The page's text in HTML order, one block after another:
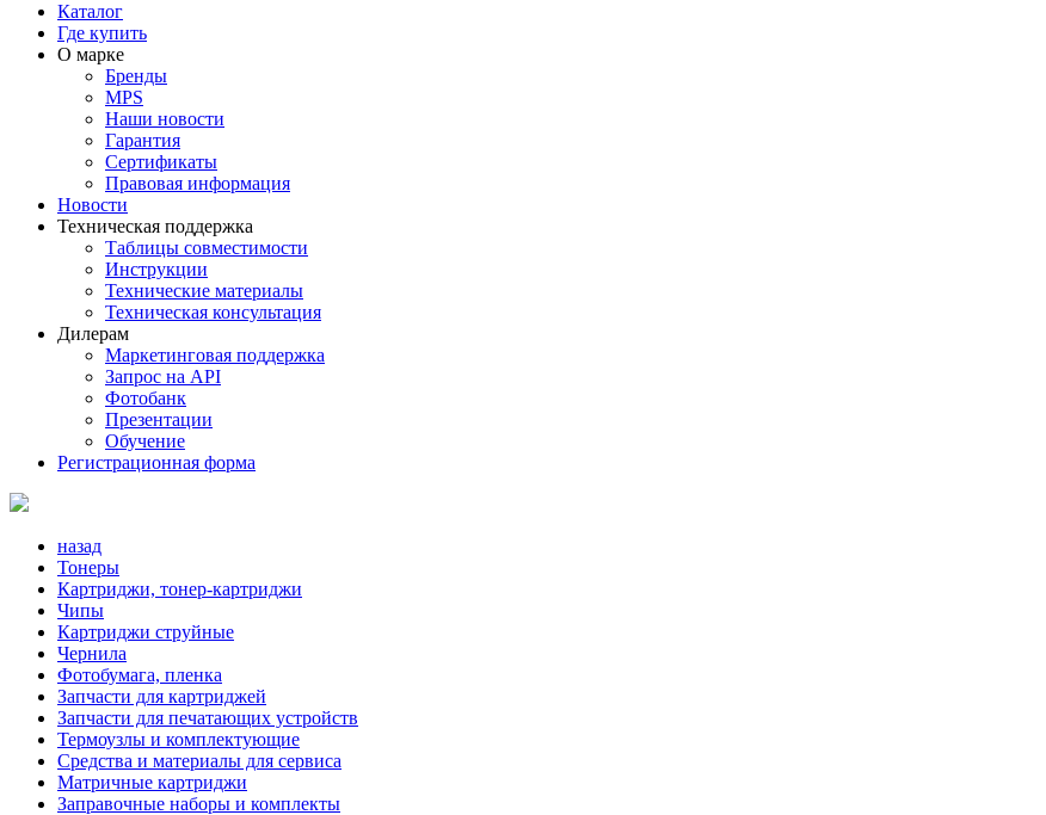
Каталог
Где купить
О марке
Бренды
MPS
Наши новости
Гарантия
Сертификаты
Правовая информация
Новости
Техническая поддержка
Таблицы совместимости
Инструкции
Технические материалы
Техническая консультация
Дилерам
Маркетинговая поддержка
Запрос на API
Фотобанк
Презентации
Обучение
Регистрационная форма
назад
Тонеры
Картриджи, тонер-картриджи
Чипы
Картриджи струйные
Чернила
Фотобумага, пленка
Запчасти для картриджей
Запчасти для печатающих устройств
Термоузлы и комплектующие
Средства и материалы для сервиса
Матричные картриджи
Заправочные наборы и комплекты